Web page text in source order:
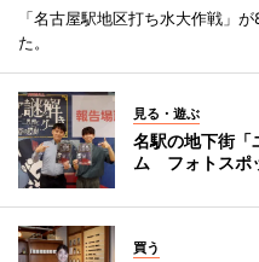
「名古屋駅地区打ち水大作戦」
た。
見る・遊ぶ
名駅の地下街「
ム フォトスポ
買う